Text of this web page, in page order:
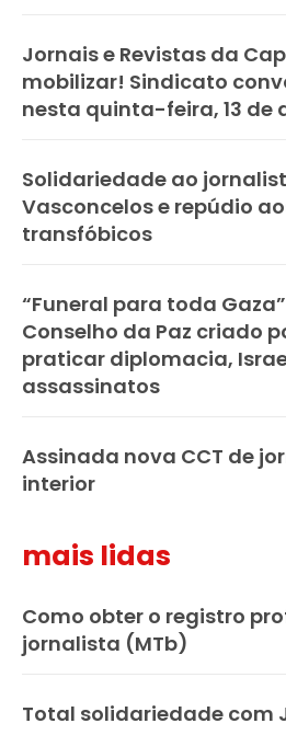
Jornais e Revistas da
mobilizar! Sindicato
nesta quinta-feira, 13 de
Solidariedade ao
Vasconcelos e repúdio
transfóbicos
“Funeral para toda
Conselho da Paz criado
praticar diplomacia,
assassinatos
Assinada nova CCT de
interior
mais lidas
Como obter o registro
jornalista (MTb)
Total solidariedade com